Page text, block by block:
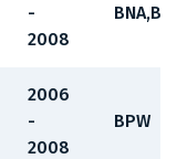
-
2008
2006
-
2008
BPW